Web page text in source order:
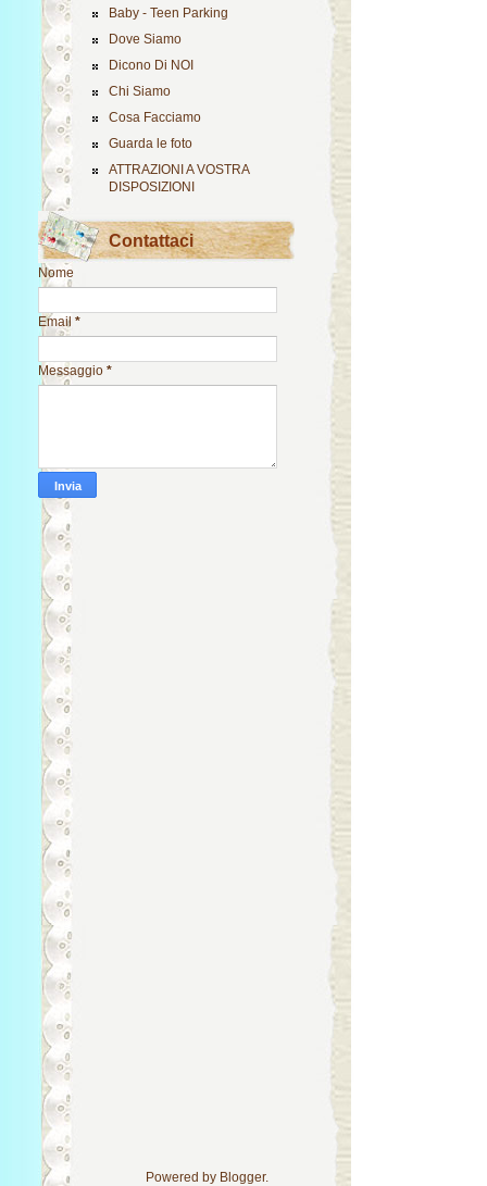
Baby - Teen Parking
Dove Siamo
Dicono Di NOI
Chi Siamo
Cosa Facciamo
Guarda le foto
ATTRAZIONI A VOSTRA
DISPOSIZIONI
Contattaci
Nome
Email *
Messaggio *
Powered by Blogger.